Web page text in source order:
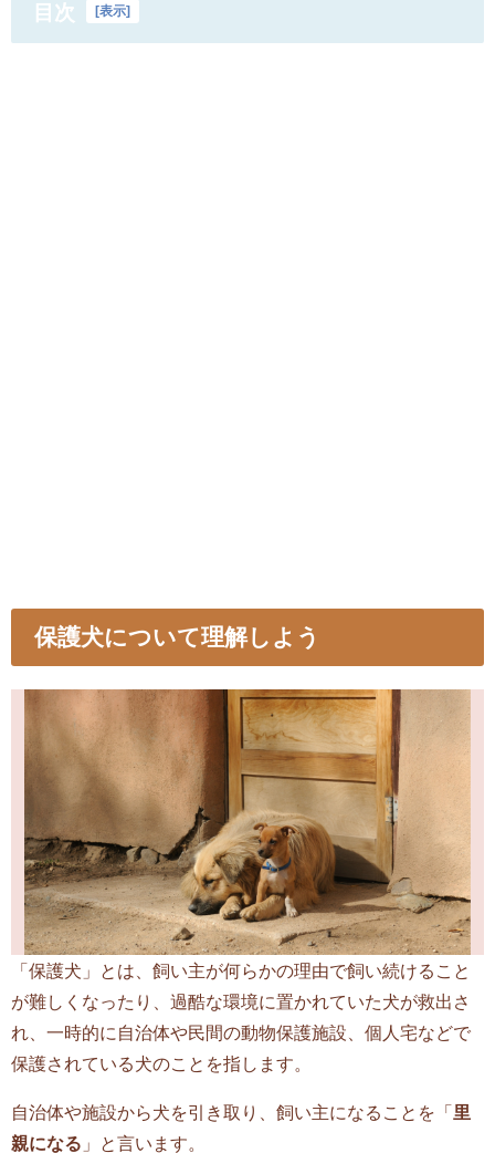
目次 [表示]
保護犬について理解しよう
「保護犬」とは、飼い主が何らかの理由で飼い続けること
が難しくなったり、過酷な環境に置かれていた犬が救出さ
れ、一時的に自治体や民間の動物保護施設、個人宅などで
保護されている犬のことを指します。
自治体や施設から犬を引き取り、飼い主になることを「里
親になる 」と言います。